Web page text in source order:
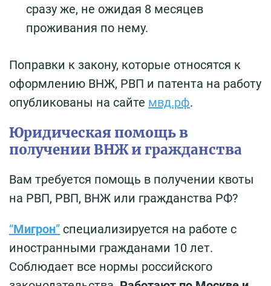
сразу же, не ожидая 8 месяцев
проживания по нему.
Поправки к закону, которые относятся к
оформлению ВНЖ, РВП и патента на работу
опубликованы на сайте мвд.рф.
Юридическая помощь в
получении ВНЖ и гражданства
Вам требуется помощь в получении квоты
на РВП, РВП, ВНЖ или гражданства РФ?
“Мигрон” специализируется на работе с
иностранными гражданами 10 лет.
Соблюдает все нормы российского